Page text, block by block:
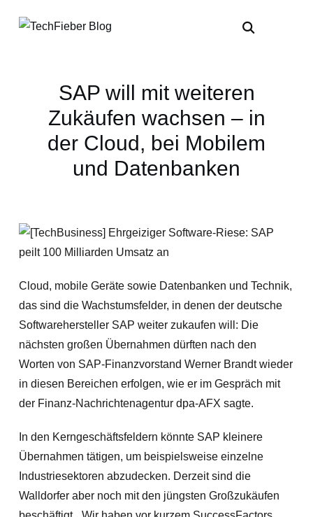
SAP will mit weiteren
Zukäufen wachsen – in
der Cloud, bei Mobilem
und Datenbanken
Cloud, mobile Geräte sowie Datenbanken und Technik,
das sind die Wachstumsfelder, in denen der deutsche
Softwarehersteller SAP weiter zukaufen will: Die
nächsten großen Übernahmen dürften nach den
Worten von SAP-Finanzvorstand Werner Brandt wieder
in diesen Bereichen erfolgen, wie er im Gespräch mit
der Finanz-Nachrichtenagentur dpa-AFX sagte.
In den Kerngeschäftsfeldern könnte SAP kleinere
Übernahmen tätigen, um beispielsweise einzelne
Industriesektoren abzudecken. Derzeit sind die
Walldorfer aber noch mit den jüngsten Großzukäufen